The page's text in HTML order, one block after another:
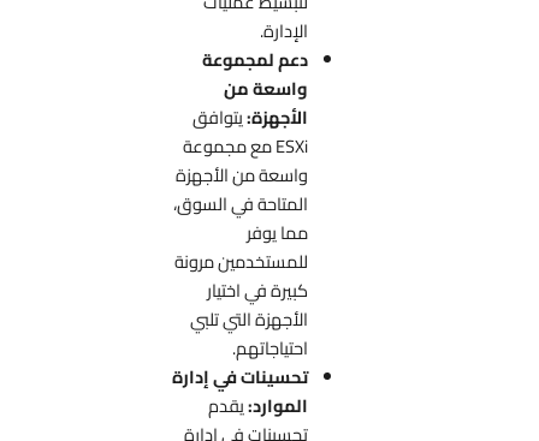
الإدارة.
دعم لمجموعة
واسعة من
الأجهزة:يتوافق
ESXi مع مجموعة
واسعة من الأجهزة
المتاحة في السوق،
مما يوفر
للمستخدمين مرونة
كبيرة في اختيار
الأجهزة التي تلبي
احتياجاتهم.
تحسينات في إدارة
الموارد:يقدم
تحسينات في إدارة